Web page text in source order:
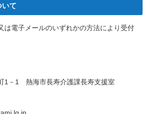
いて
は電子メールのいずれかの方法により受付
1－1 熱海市長寿介護課長寿支援室